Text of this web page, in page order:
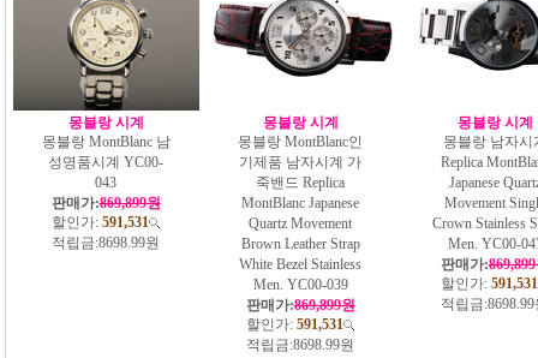
몽블랑 시계
몽블랑 MontBlanc 남
성명품시계 YC00-
043
판매가:869,899원
할인가: 591,531
적립금:8698.99원
몽블랑 시계
몽블랑 MontBlanc인
기제품 남자시계 가
죽밴드 Replica
MontBlanc Japanese
Quartz Movement
Brown Leather Strap
White Bezel Stainless
Men. YC00-039
판매가:869,899원
할인가: 591,531
적립금:8698.99원
몽블랑 시계
몽블랑 남자시
Replica
Japanese
Movement
Crown Stainless
Men. YC00-
판매가:
할인가: 591,531
적립금: